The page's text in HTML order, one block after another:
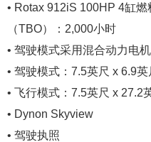
• Rotax 912iS 100HP 4缸
（TBO）：2,000小时
• 驾驶模式采用混合动力电机
• 驾驶模式：7.5英尺 x 6.9英
• 飞行模式：7.5英尺 x 27.2
• Dynon Skyview
• 驾驶执照